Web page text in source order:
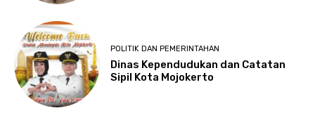
POLITIK DAN PEMERINTAHAN
Dinas Kependudukan dan Catatan
Sipil Kota Mojokerto